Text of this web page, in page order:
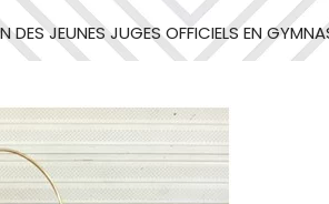
DES JEUNES JUGES OFFICIELS EN